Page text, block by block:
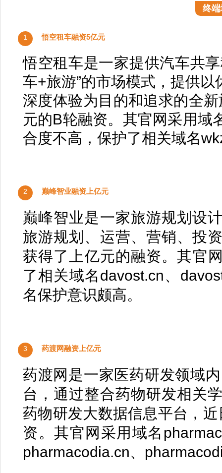
终
1 悟空租车融资5亿元
悟空租车是一家提供汽车共
车+旅游”的市场模式，提供
深度体验为目的和追求的全
元的B轮融资。其官网采用域
合度不高，保护了相关域名
2 巅峰智业融资上亿元
巅峰智业是一家旅游规划设
旅游规划、运营、营销、投
获得了上亿元的融资。其官
了相关域名davost.cn、
名保护意识颇高。
3 药渡网融资上亿元
药渡网是一家医药研发领域
台，通过整合药物研发相关
药物研发大数据信息平台，
资。其官网采用域名
pharmacodia.cn、